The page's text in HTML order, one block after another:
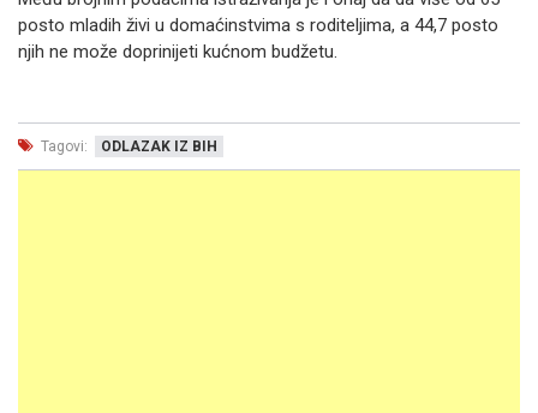
posto mladih živi u domaćinstvima s roditeljima, a 44,7 posto
njih ne može doprinijeti kućnom budžetu.
Tagovi: ODLAZAK IZ BIH